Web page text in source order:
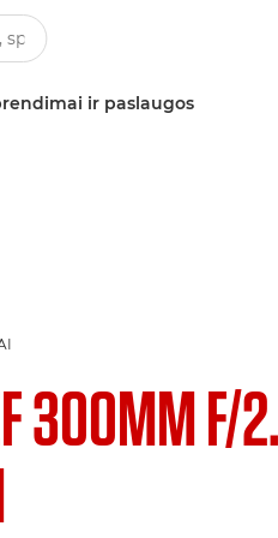
ir paslaugos
300MM F/